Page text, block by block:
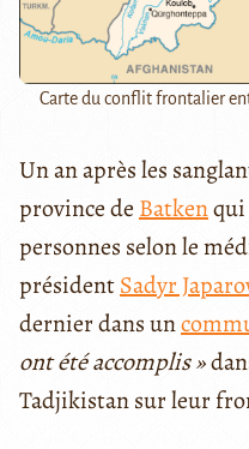
Carte du conflit frontalier
Un an après les
province de Batkenqui
personnes selon le
présidentSadyr
dernier dans un
ont été accomplis »
Tadjikistan sur leur